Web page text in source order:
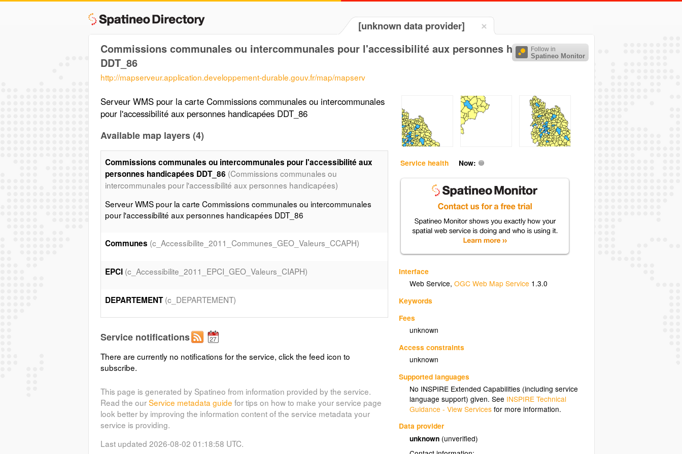
[unknown data provider]
Follow in
Spatineo Monitor
Commissions communales ou intercommunales pour l'accessibilité aux personnes handicapées
DDT_86
http://mapserveur.application.developpement-durable.gouv.fr/map/mapserv
Service health Now:
Interface
Web Service,OGC Web Map Service 1.3.0
Keywords
Fees
unknown
Access constraints
unknown
Supported languages
No INSPIRE Extended Capabilities (including service
language support) given. See INSPIRE Technical
Guidance - View Services for more information.
Data provider
unknown (unverified)
Serveur WMS pour la carte Commissions communales ou intercommunales
pour l'accessibilité aux personnes handicapées DDT_86
Available map layers (4)
Commissions communales ou intercommunales pour l'accessibilité aux
personnes handicapées DDT_86 (Commissions communales ou
intercommunales pour l'accessibilité aux personnes handicapées)
Serveur WMS pour la carte Commissions communales ou intercommunales
pour l'accessibilité aux personnes handicapées DDT_86
Communes (c_Accessibilite_2011_Communes_GEO_Valeurs_CCAPH)
EPCI (c_Accessibilite_2011_EPCI_GEO_Valeurs_CIAPH)
DEPARTEMENT (c_DEPARTEMENT)
Service notifications
There are currently no notifications for the service, click the feed icon to
subscribe.
This page is generated by Spatineo from information provided by the service.
Read the ourService metadata guide for tips on how to make your service page
look better by improving the information content of the service metadata your
service is providing.
Last updated 2026-08-02 01:18:58 UTC.